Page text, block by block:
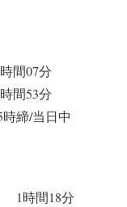
間07分
間53分
時締/当日中
) 1時間18分